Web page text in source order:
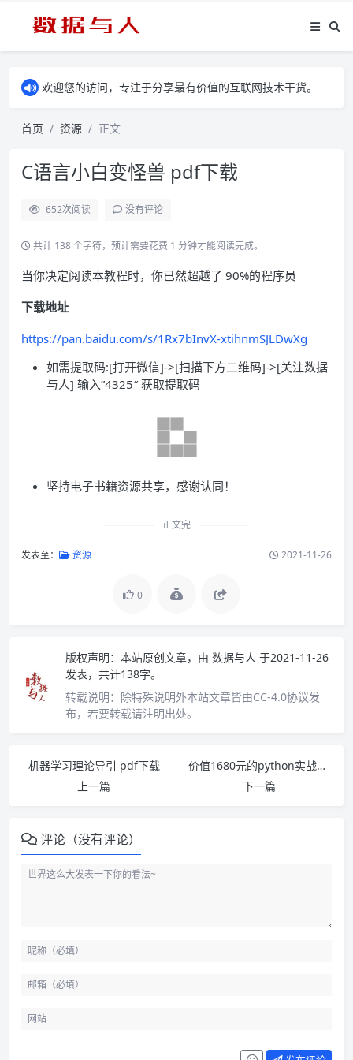
欢迎您的访问，专注于分享最有价值的互联网技术干货。
首页 资源 正文
C语言小白变怪兽 pdf下载
652次阅读 没有评论
共计 138 个字符，预计需要花费 1 分钟才能阅读完成。
当你决定阅读本教程时，你已然超越了 90%的程序员
下载地址
https://pan.baidu.com/s/1Rx7bInvX-xtihnmSJLDwXg
如需提取码:[打开微信]->[扫描下方二维码]->[关注数据
与人] 输入”4325″ 获取提取码
坚持电子书籍资源共享，感谢认同！
正文完
发表至： 资源 2021-11-26
0
版权声明： 本站原创文章，由 数据与人 于2021-11-26
发表，共计138字。
转载说明： 除特殊说明外本站文章皆由CC-4.0协议发
布，若要转载请注明出处。
机器学习理论导引 pdf下载
上一篇
价值1680元的python实战全套教学视频 下载
下一篇
评论（没有评论）